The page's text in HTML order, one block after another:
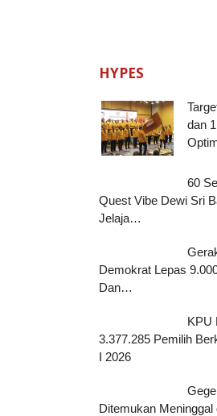
HYPES
dan
60
Quest Vibe Dewi Sri
Jelaja…
Demokrat Lepas
Dan…
KPU
3.377.285 Pemilih
I 2026
Ditemukan